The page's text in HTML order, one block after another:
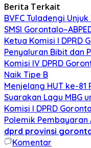
Berita Terkait
BVFC Tuladengi
SMSI
Ketua Komisi I DPRD
Penyaluran Bibit dan
Komisi IV DPRD
Naik Tipe B
Menjelang HUT ke-81
Suarakan Lagu MBG
Komisi I DPRD
Polemik Pembayaran
dprd provinsi
Komentar